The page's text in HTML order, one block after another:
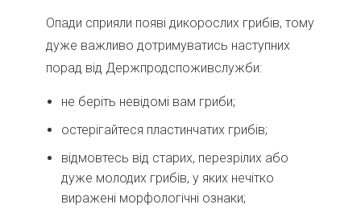
Опади сприяли появі дикорослих грибів, тому
дуже важливо дотримуватись наступних
порад від Держпродспоживслужби:
не беріть невідомі вам гриби;
остерігайтеся пластинчатих грибів;
відмовтесь від старих, перезрілих або
дуже молодих грибів, у яких нечітко
виражені морфологічні ознаки;